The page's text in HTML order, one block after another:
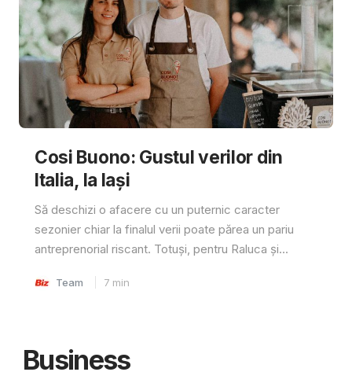
Cosi Buono: Gustul verilor din
Italia, la Iași
Să deschizi o afacere cu un puternic caracter
sezonier chiar la finalul verii poate părea un pariu
antreprenorial riscant. Totuși, pentru Raluca și...
Team 7 min
Business